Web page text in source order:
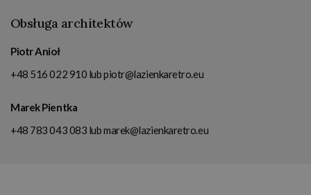
Obsługa architektów
Piotr Anioł
+48 516 022 910 lubpiotr@lazienkaretro.eu
Marek Pientka
+48 783 043 083 lubmarek@lazienkaretro.eu